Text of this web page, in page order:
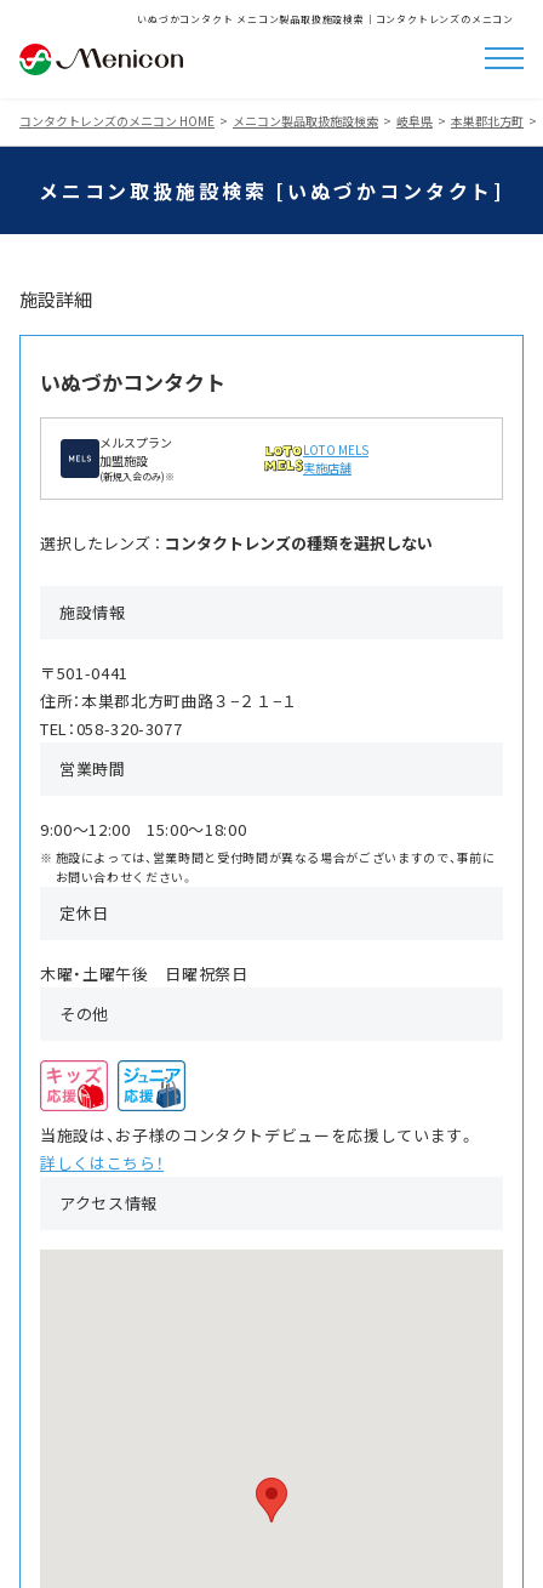
いぬづかコンタクト メニコン製品取扱施設検索│コンタクトレンズのメニコン
コンタクトレンズのメニコン HOME メニコン製品取扱施設検索 岐阜県 本巣郡北方町
メニコン取扱施設検索 [いぬづかコンタクト]
施設詳細
いぬづかコンタクト
メルスプラン
加盟施設
(新規入会のみ)※
LOTO MELS
実施店舗
選択したレンズ ： コンタクトレンズの種類を選択しない
施設情報
〒501-0441
住所：本巣郡北方町曲路３−２１−１
TEL：058-320-3077
営業時間
9:00〜12:00 15:00〜18:00
施設によっては、営業時間と受付時間が異なる場合がございますので、事前に
お問い合わせください。
定休日
木曜・土曜午後 日曜祝祭日
その他
当施設は、お子様のコンタクトデビューを応援しています。
詳しくはこちら！
アクセス情報